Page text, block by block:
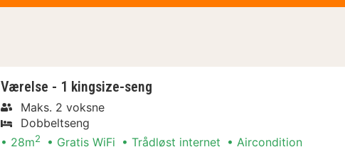
Værelse - 1 kingsize-seng
Maks. 2 voksne
Dobbeltseng
28m2 Gratis WiFi Trådløst internet Aircondition